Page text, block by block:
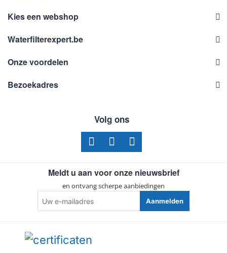
Kies een webshop
Waterfilterexpert.be
Onze voordelen
Bezoekadres
Volg ons
Meldt u aan voor onze nieuwsbrief
en ontvang scherpe aanbiedingen
e-
mailadres
Aanmelden